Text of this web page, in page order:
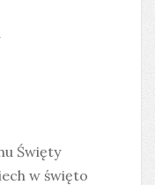
Święty
w święto